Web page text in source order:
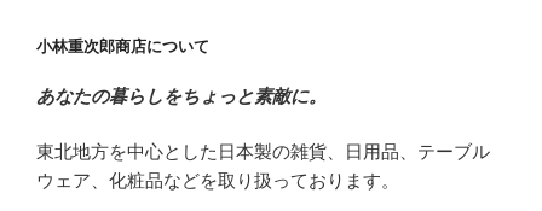
er e
b
o
st
小林重次郎商店について
あなたの暮らしをちょっと素敵に。
東北地方を中心とした日本製の雑貨、日用品、テーブル
ウェア、化粧品などを取り扱っております。